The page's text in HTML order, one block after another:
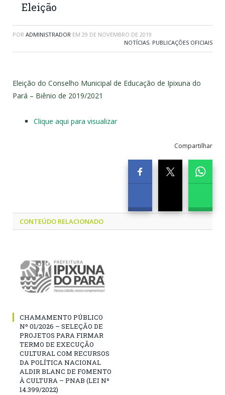
Eleição
POR ADMINISTRADOR EM 29 DE NOVEMBRO DE 2019
NOTÍCIAS, PUBLICAÇÕES OFICIAIS
Eleição do Conselho Municipal de Educação de Ipixuna do
Pará – Biênio de 2019/2021
Clique aqui para visualizar
Compartilhar
CONTEÚDO RELACIONADO
CHAMAMENTO PÚBLICO
Nº 01/2026 – SELEÇÃO DE
PROJETOS PARA FIRMAR
TERMO DE EXECUÇÃO
CULTURAL COM RECURSOS
DA POLÍTICA NACIONAL
ALDIR BLANC DE FOMENTO
À CULTURA – PNAB (LEI Nº
14.399/2022)